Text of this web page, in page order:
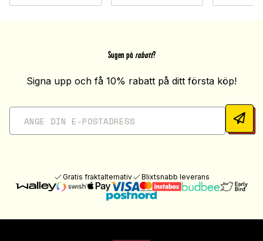
Sugen på rabatt?
Signa upp och få 10% rabatt på ditt första köp!
Gratis fraktalternativ Blixtsnabb leverans